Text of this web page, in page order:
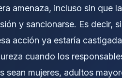
amenaza, incluso sin que
y sancionarse. Es decir,
acción ya estaría
cuando los
mujeres, adultos